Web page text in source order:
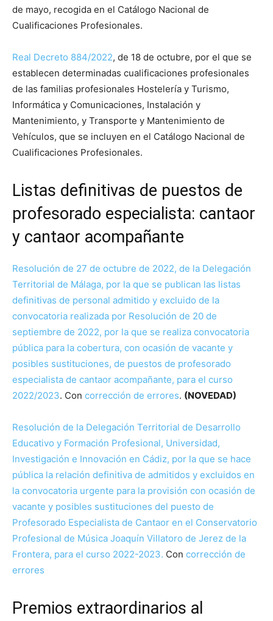
de mayo, recogida en el Catálogo Nacional de
Cualificaciones Profesionales.
Real Decreto 884/2022, de 18 de octubre, por el que se
establecen determinadas cualificaciones profesionales
de las familias profesionales Hostelería y Turismo,
Informática y Comunicaciones, Instalación y
Mantenimiento, y Transporte y Mantenimiento de
Vehículos, que se incluyen en el Catálogo Nacional de
Cualificaciones Profesionales.
Listas definitivas de puestos de
profesorado especialista: cantaor
y cantaor acompañante
Resolución de 27 de octubre de 2022, de la Delegación
Territorial de Málaga, por la que se publican las listas
definitivas de personal admitido y excluido de la
convocatoria realizada por Resolución de 20 de
septiembre de 2022, por la que se realiza convocatoria
pública para la cobertura, con ocasión de vacante y
posibles sustituciones, de puestos de profesorado
especialista de cantaor acompañante, para el curso
2022/2023. Con corrección de errores. (NOVEDAD)
Resolución de la Delegación Territorial de Desarrollo
Educativo y Formación Profesional, Universidad,
Investigación e Innovación en Cádiz, por la que se hace
pública la relación definitiva de admitidos y excluidos en
la convocatoria urgente para la provisión con ocasión de
vacante y posibles sustituciones del puesto de
Profesorado Especialista de Cantaor en el Conservatorio
Profesional de Música Joaquín Villatoro de Jerez de la
Frontera, para el curso 2022-2023. Con corrección de
errores
Premios extraordinarios al